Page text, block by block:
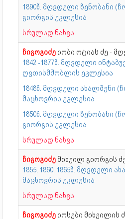
1890წ. მღვდელი ზენობანი
გიორგის ეკლესია
სრულად ნახვა
ჩიგოგიძე იობი ოტიას ძე -
1842 -1877წ. მღვდელი
ღვთისმშობლის ეკლესია
1848წ. მღვდელი ახალშენი
მაცხოვრის ეკლესია
1850წ. მღვდელი ზენობანი
გიორგის ეკლესია
სრულად ნახვა
ჩიგოგიძე მიხეილ გიორგის
1855, 1860, 1865წ. მღვდელი
მაცხოვრის ეკლესია
სრულად ნახვა
ჩიგოგიძე იოსები მიხეილის